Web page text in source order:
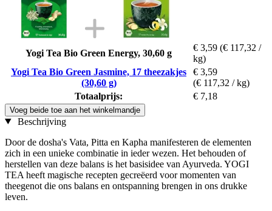
Yogi Tea Bio Green Energy, 30,60 g
€ 3,59 (€ 117,32 /
kg)
Yogi Tea Bio Green Jasmine, 17 theezakjes
(30,60 g)
€ 3,59
(€ 117,32 / kg)
Totaalprijs:
€ 7,18
Voeg beide toe aan het winkelmandje
Beschrijving
Door de dosha's Vata, Pitta en Kapha manifesteren de elementen
zich in een unieke combinatie in ieder wezen. Het behouden of
herstellen van deze balans is het basisidee van Ayurveda. YOGI
TEA heeft magische recepten gecreëerd voor momenten van
theegenot die ons balans en ontspanning brengen in ons drukke
leven.